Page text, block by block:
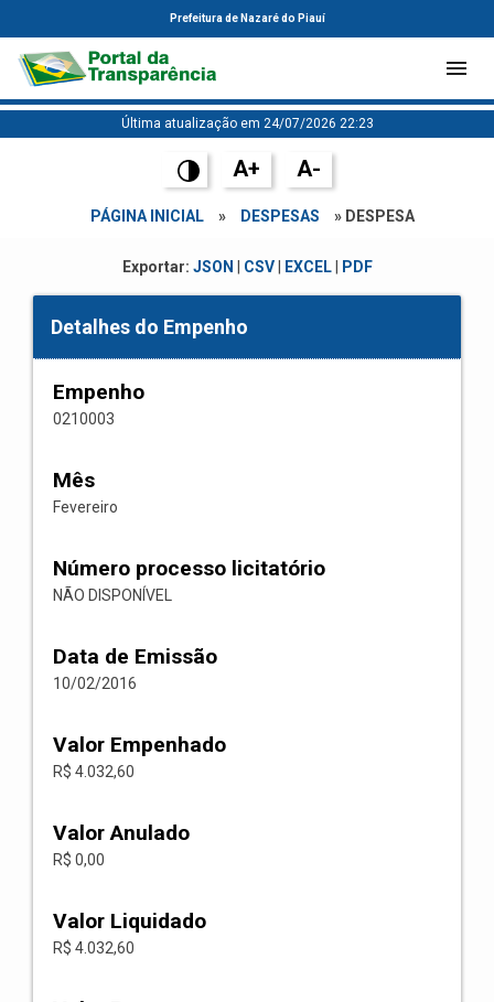
Prefeitura de Nazaré do Piauí
Última atualização em 24/07/2026 22:23
A+ A-
PÁGINA INICIAL » DESPESAS » DESPESA
Exportar: JSON CSV| EXCEL| PDF
Detalhes do Empenho
Empenho
0210003
Mês
Fevereiro
Número processo licitatório
NÃO DISPONÍVEL
Data de Emissão
10/02/2016
Valor Empenhado
R$ 4.032,60
Valor Anulado
R$ 0,00
Valor Liquidado
R$ 4.032,60